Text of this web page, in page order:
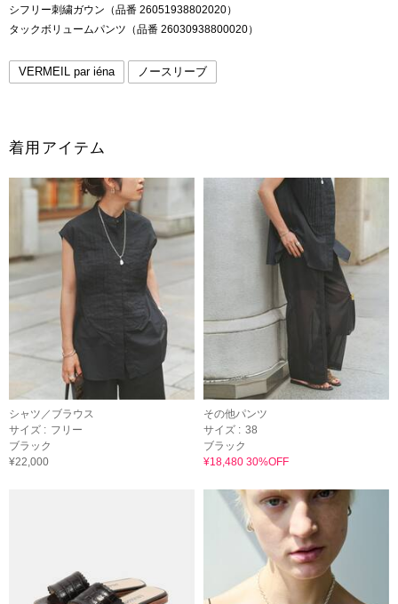
シフリー刺繍ガウン（品番 26051938802020）
タックボリュームパンツ（品番 26030938800020）
VERMEIL par iéna ノースリーブ
着用アイテム
シャツ／ブラウス
サイズ : フリー
ブラック
¥22,000
その他パンツ
サイズ : 38
ブラック
¥18,480 30%OFF